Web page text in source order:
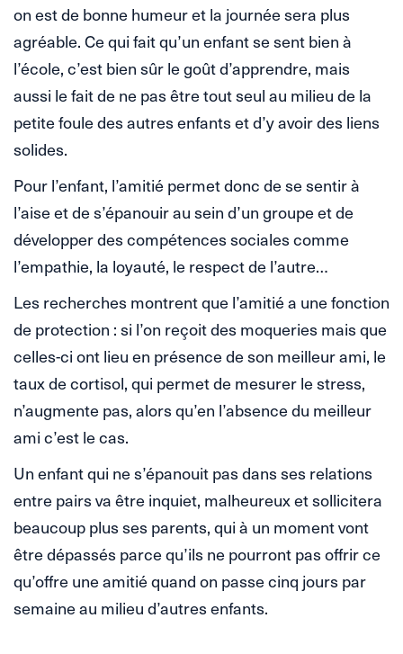
on est de bonne humeur et la journée sera plus
agréable. Ce qui fait qu’un enfant se sent bien à
l’école, c’est bien sûr le goût d’apprendre, mais
aussi le fait de ne pas être tout seul au milieu de la
petite foule des autres enfants et d’y avoir des liens
solides.
Pour l’enfant, l’amitié permet donc de se sentir à
l’aise et de s’épanouir au sein d’un groupe et de
développer des compétences sociales comme
l’empathie, la loyauté, le respect de l’autre…
Les recherches montrent que l’amitié a une fonction
de protection : si l’on reçoit des moqueries mais que
celles-ci ont lieu en présence de son meilleur ami, le
taux de cortisol, qui permet de mesurer le stress,
n’augmente pas, alors qu’en l’absence du meilleur
ami c’est le cas.
Un enfant qui ne s’épanouit pas dans ses relations
entre pairs va être inquiet, malheureux et sollicitera
beaucoup plus ses parents, qui à un moment vont
être dépassés parce qu’ils ne pourront pas offrir ce
qu’offre une amitié quand on passe cinq jours par
semaine au milieu d’autres enfants.